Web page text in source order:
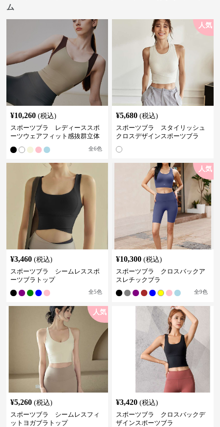
ム
¥10,260 (税込)
スポーツブラ レディーススポ
ーツウェアフィット感抜群立体
全6色
人気
¥5,680 (税込)
スポーツブラ スタイリッシュ
クロスデザインスポーツブラ
¥3,460 (税込)
スポーツブラ シームレススポ
ーツブラトップ
全5色
人気
¥10,300 (税込)
スポーツブラ クロスバックア
スレチックブラ
全9色
人気
¥5,260 (税込)
スポーツブラ シームレスフィ
ットヨガブラトップ
¥3,420 (税込)
スポーツブラ クロスバックデ
ザインスポーツブラ